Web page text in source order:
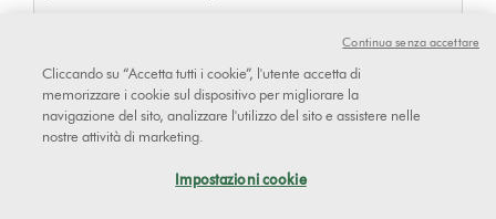
Cliccando su “Accetta tutti i cookie”, l'utente accetta di
memorizzare i cookie sul dispositivo per migliorare la
navigazione del sito, analizzare l'utilizzo del sito e assistere nelle
nostre attività di marketing.
Impostazioni cookie
Continua senza accettare